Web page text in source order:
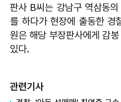
판사 B씨는 강남구 역삼동
를 하다가 현장에 출동한 경
원은 해당 부장판사에게 감
있다.
관련기사